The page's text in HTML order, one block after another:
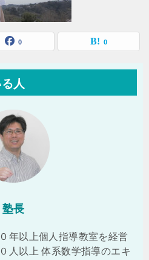
0 0
人
塾長
年以上個人指導教室を経営
人以上 体系数学指導のエキ